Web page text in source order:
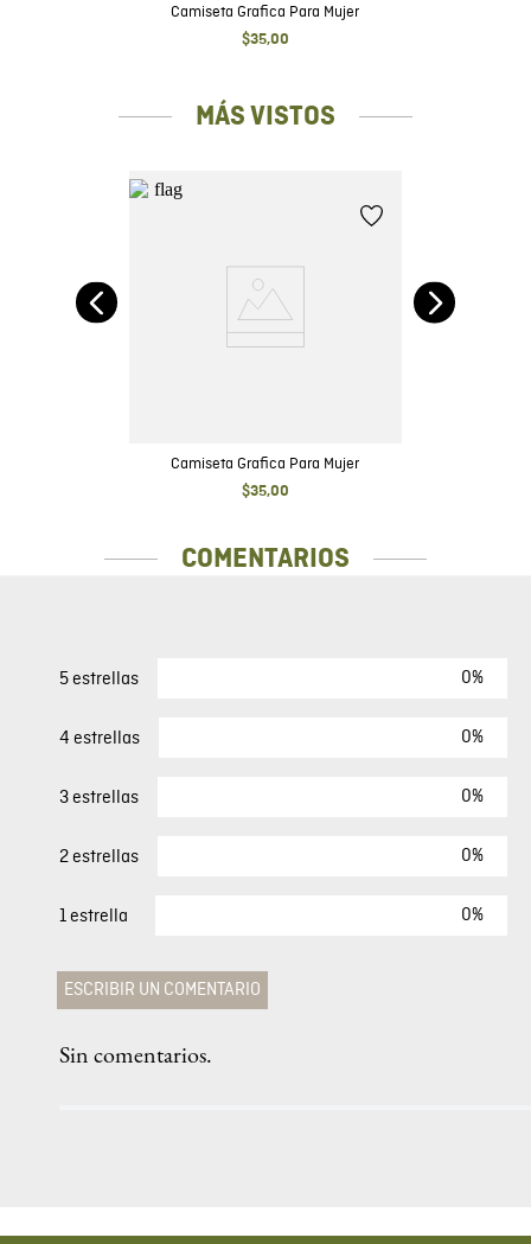
Camiseta Grafica Para Mujer
$35,00
MÁS VISTOS
Camiseta Grafica Para Mujer
$35,00
COMENTARIOS
5 estrellas 0%
4 estrellas 0%
3 estrellas 0%
2 estrellas 0%
1 estrella 0%
ESCRIBIR UN COMENTARIO
Califique el producto de 1 a 5 estrellas
Sin comentarios.